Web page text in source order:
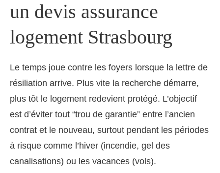
un devis assurance
logement Strasbourg
Le temps joue contre les foyers lorsque la lettre de
résiliation arrive. Plus vite la recherche démarre,
plus tôt le logement redevient protégé. L’objectif
est d’éviter tout “trou de garantie” entre l’ancien
contrat et le nouveau, surtout pendant les périodes
à risque comme l’hiver (incendie, gel des
canalisations) ou les vacances (vols).